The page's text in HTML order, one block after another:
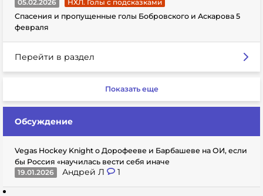
05.02.2026
НХЛ. Голы с подсказками
Спасения и пропущенные голы Бобровского и Аскарова 5
февраля
Перейти в раздел
Показать еще
Обсуждение
Vegas Hockey Knight о Дорофееве и Барбашеве на ОИ, если
бы Россия «научилась вести себя иначе
19.01.2026
Андрей Л 1